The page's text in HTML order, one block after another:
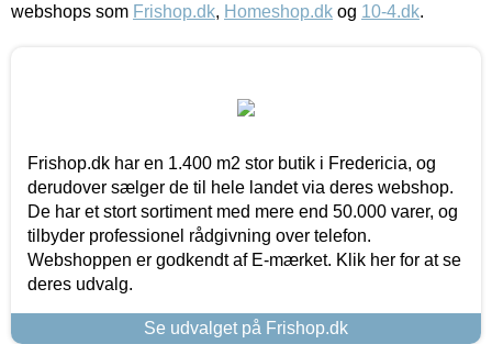
webshops som Frishop.dk, Homeshop.dk og 10-4.dk.
Frishop.dk har en 1.400 m2 stor butik i Fredericia, og
derudover sælger de til hele landet via deres webshop.
De har et stort sortiment med mere end 50.000 varer, og
tilbyder professionel rådgivning over telefon.
Webshoppen er godkendt af E-mærket. Klik her for at se
deres udvalg.
Se udvalget på Frishop.dk